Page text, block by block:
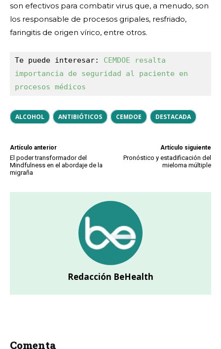
son efectivos para combatir virus que, a menudo, son
los responsable de procesos gripales, resfriado,
faringitis de origen vírico, entre otros.
Te puede interesar: CEMDOE resalta
importancia de seguridad al paciente en
procesos médicos
ALCOHOL ANTIBIÓTICOS CEMDOE DESTACADA
Artículo anterior
El poder transformador del
Mindfulness en el abordaje de la
migraña
Artículo siguiente
Pronóstico y estadificación del
mieloma múltiple
Redacción BeHealth
Comenta